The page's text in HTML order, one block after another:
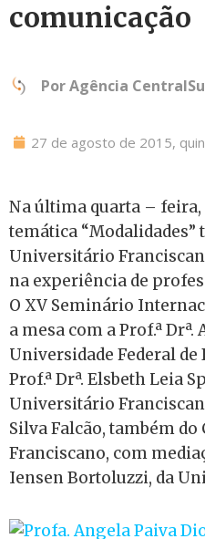
comunicação
PorAgência
27 de agosto de 2015,
Na última quarta – feira,
temática “Modalidades”
Universitário
na experiência de
O XV Seminário
a mesa com a Prof.ª
Universidade Federal de
Prof.ª Drª. Elsbeth Leia
Universitário
Silva Falcão, também
Franciscano, com
Iensen Bortoluzzi, da